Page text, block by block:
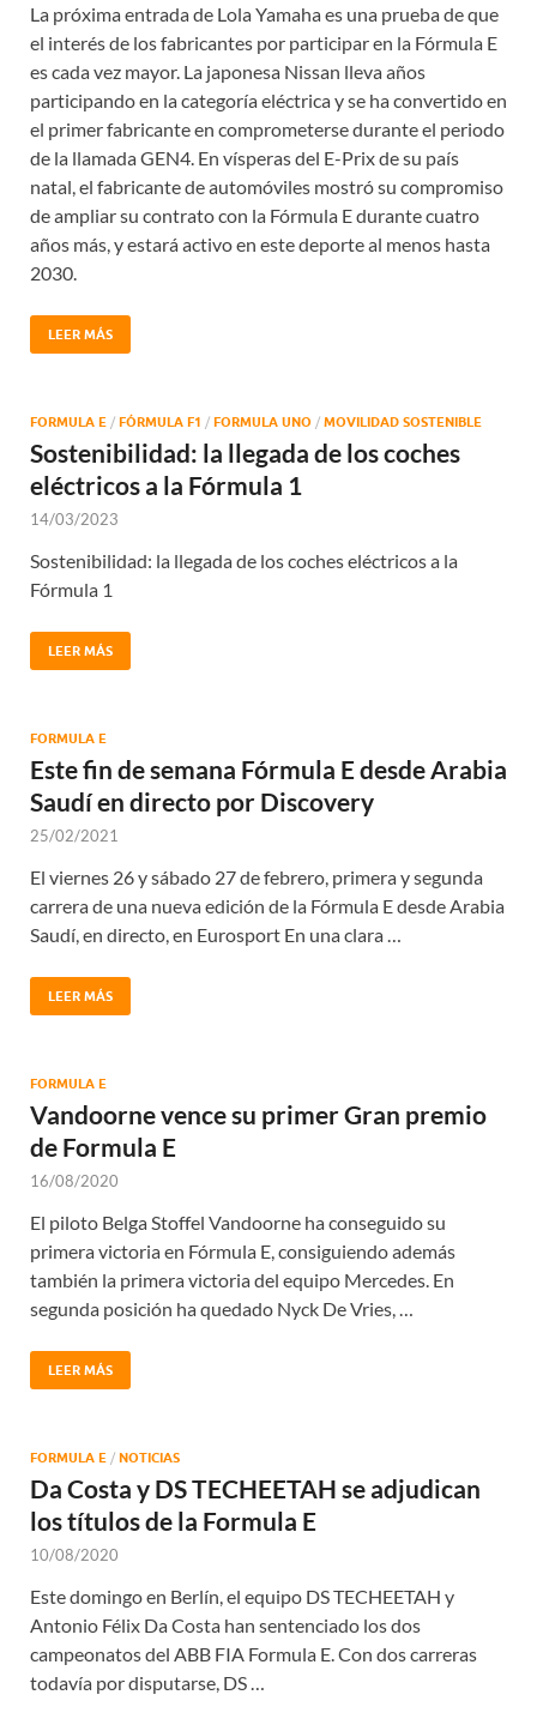
La próxima entrada de Lola Yamaha es una prueba de que
el interés de los fabricantes por participar en la Fórmula E
es cada vez mayor. La japonesa Nissan lleva años
participando en la categoría eléctrica y se ha convertido en
el primer fabricante en comprometerse durante el periodo
de la llamada GEN4. En vísperas del E-Prix de su país
natal, el fabricante de automóviles mostró su compromiso
de ampliar su contrato con la Fórmula E durante cuatro
años más, y estará activo en este deporte al menos hasta
2030.
LEER MÁS
FORMULA E / FÓRMULA F1 / FORMULA UNO / MOVILIDAD SOSTENIBLE
Sostenibilidad: la llegada de los coches
eléctricos a la Fórmula 1
14/03/2023
Sostenibilidad: la llegada de los coches eléctricos a la
Fórmula 1
LEER MÁS
FORMULA E
Este fin de semana Fórmula E desde Arabia
Saudí en directo por Discovery
25/02/2021
El viernes 26 y sábado 27 de febrero, primera y segunda
carrera de una nueva edición de la Fórmula E desde Arabia
Saudí, en directo, en Eurosport En una clara …
LEER MÁS
FORMULA E
Vandoorne vence su primer Gran premio
de Formula E
16/08/2020
El piloto Belga Stoffel Vandoorne ha conseguido su
primera victoria en Fórmula E, consiguiendo además
también la primera victoria del equipo Mercedes. En
segunda posición ha quedado Nyck De Vries, …
LEER MÁS
FORMULA E / NOTICIAS
Da Costa y DS TECHEETAH se adjudican
los títulos de la Formula E
10/08/2020
Este domingo en Berlín, el equipo DS TECHEETAH y
Antonio Félix Da Costa han sentenciado los dos
campeonatos del ABB FIA Formula E. Con dos carreras
todavía por disputarse, DS …